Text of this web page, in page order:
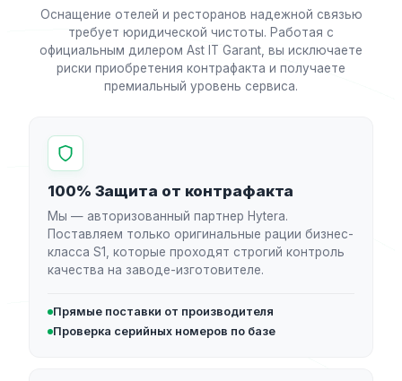
Оснащение отелей и ресторанов надежной связью
требует юридической чистоты. Работая с
официальным дилером Ast IT Garant, вы исключаете
риски приобретения контрафакта и получаете
премиальный уровень сервиса.
100% Защита от контрафакта
Мы — авторизованный партнер Hytera.
Поставляем только оригинальные рации бизнес-
класса S1, которые проходят строгий контроль
качества на заводе-изготовителе.
Прямые поставки от производителя
Проверка серийных номеров по базе